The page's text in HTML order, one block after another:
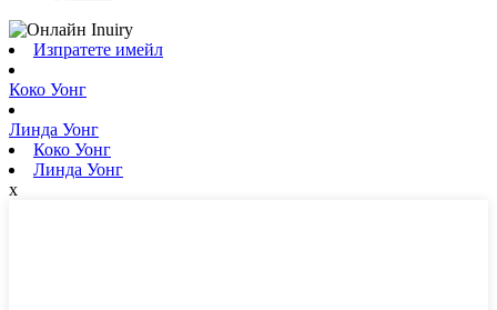
Изпратете имейл
Коко Уонг
Линда Уонг
Коко Уонг
Линда Уонг
x